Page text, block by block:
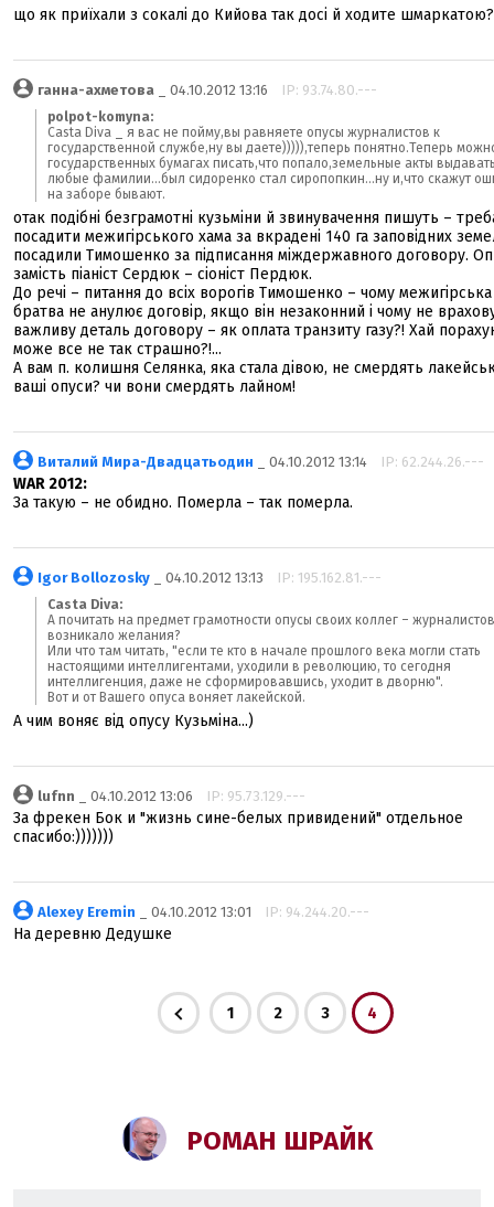
що як приїхали з сокалі до Кийова так досі й ходите
ганна-ахметова _ 04.10.2012 13:16 IP: 93.74.80.---
polpot-komyna:
Casta Diva _ я вас не пойму,вы равняете опусы журналистов к
государственной службе,ну вы даете))))),теперь понятно.Теперь
государственных бумагах писать,что попало,земельные акты
любые фамилии...был сидоренко стал сиропопкин...ну и,что скажут
на заборе бывают.
отак подібні безграмотні кузьміни й звинувачення пишуть –
посадити межигірського хама за вкрадені 140 га заповідних
посадили Тимошенко за підписання міждержавного договору.
замість піаніст Сердюк – сіоніст Пердюк.
До речі – питання до всіх ворогів Тимошенко – чому межигірська
братва не анулює договір, якщо він незаконний і чому не
важливу деталь договору – як оплата транзиту газу?! Хай
може все не так страшно?!...
А вам п. колишня Селянка, яка стала дівою, не смердять
ваші опуси? чи вони смердять лайном!
Виталий Мира-Двадцатьодин _ 04.10.2012 13:14 IP: 62.244.26.---
WAR 2012:
За такую – не обидно. Померла – так померла.
Igor Bollozosky _ 04.10.2012 13:13 IP: 195.162.81.---
Casta Diva:
А почитать на предмет грамотности опусы своих коллег –
возникало желания?
Или что там читать, "если те кто в начале прошлого века могли стать
настоящими интеллигентами, уходили в революцию, то сегодня
интеллигенция, даже не сформировавшись, уходит в дворню".
Вот и от Вашего опуса воняет лакейской.
А чим воняє від опусу Кузьміна...)
lufnn _ 04.10.2012 13:06 IP: 95.73.129.---
За фрекен Бок и "жизнь сине-белых привидений" отдельное
спасибо:)))))))
Alexey Eremin _ 04.10.2012 13:01 IP: 94.244.20.---
На деревню Дедушке
1 2 3 4
РОМАН ШРАЙК